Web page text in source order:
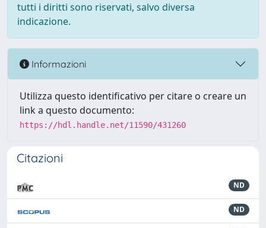
tutti i diritti sono riservati, salvo diversa
indicazione.
Informazioni
Utilizza questo identificativo per citare o creare un
link a questo documento:
https://hdl.handle.net/11590/431260
Citazioni
ND
ND